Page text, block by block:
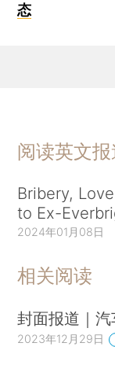
态
阅读英文报
Bribery,
to Ex-
2024年01月08日
相关阅读
封面报道｜
2023年12月29日